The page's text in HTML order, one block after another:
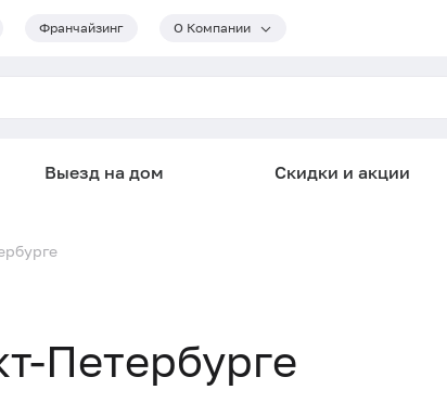
Франчайзинг О Компании
Выезд на дом Скидки и акции
Петербурге